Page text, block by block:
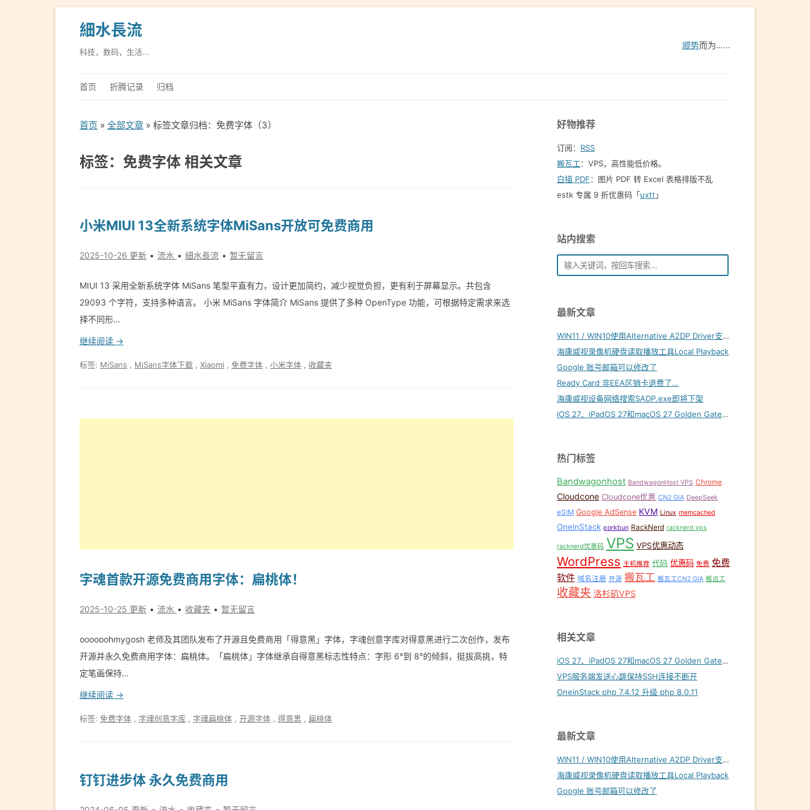
細水長流
科技，数码，生活…
顺势而为……
首页 折腾记录 归档
首页 » 全部文章 » 标签文章归档：免费字体（3）
标签：免费字体 相关文章
小米MIUI 13全新系统字体MiSans开放可免费商用
2025-10-26 更新 流水 細水長流 暂无留言
MIUI 13 采用全新系统字体 MiSans 笔型平直有力，设计更加简约，减少视觉负担，更有利于屏幕显示。共包含
29093 个字符，支持多种语言。 小米 MiSans 字体简介 MiSans 提供了多种 OpenType 功能，可根据特定需求来选
择不同形…
继续阅读 →
标签: MiSans MiSans字体下载 Xiaomi 免费字体 小米字体 收藏夹
字魂首款开源免费商用字体：扁桃体！
2025-10-25 更新 流水 收藏夹 暂无留言
oooooohmygosh 老师及其团队发布了开源且免费商用「得意黑」字体，字魂创意字库对得意黑进行二次创作，发布
开源并永久免费商用字体：扁桃体。「扁桃体」字体继承自得意黑标志性特点：字形 6°到 8°的倾斜，挺拔高挑，特
定笔画保持…
继续阅读 →
标签: 免费字体 字魂创意字库 字魂扁桃体 开源字体 得意黑 扁桃体
钉钉进步体 永久免费商用
好物推荐
订阅： RSS
搬瓦工：VPS，高性能低价格。️
白描 PDF：图片 PDF 转 Excel 表格排版不乱
estk 专属 9 折优惠码「uxtt 」
站内搜索
最新文章
WIN11 / WIN10使用Alternative A2DP Driver支持LDAC
海康威视录像机硬盘读取播放工具Local Playback
Google 账号邮箱可以修改了
Ready Card 非EEA区销卡退费了…
海康威视设备网络搜索SADP.exe即将下架
iOS 27、iPadOS 27和macOS 27 Golden Gate内置壁纸下载
热门标签
Bandwagonhost BandwagonHost VPS Chrome
Cloudcone Cloudcone优惠 CN2 GIA DeepSeek
eSIM Google AdSense KVM Linux memcached
OneinStack porkbun RackNerd racknerd vps
racknerd优惠码 VPS VPS优惠动态
WordPress 主机推荐 代码 优惠码 免费 免费
软件 域名注册 开源 搬瓦工 搬瓦工CN2 GIA 搬运工
收藏夹 洛杉矶VPS
相关文章
iOS 27、iPadOS 27和macOS 27 Golden Gate内置壁纸下载
VPS服务端发送心跳保持SSH连接不断开
OneinStack php 7.4.12 升级 php 8.0.11
最新文章
WIN11 / WIN10使用Alternative A2DP Driver支持LDAC
海康威视录像机硬盘读取播放工具Local Playback
Google 账号邮箱可以修改了